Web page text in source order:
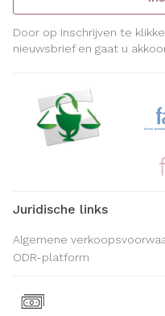
Door op inschrijven te
nieuwsbrief en gaat u
Juridische links
Algemene
ODR-platform